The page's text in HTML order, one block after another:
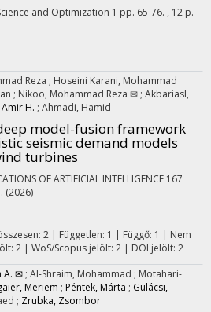
and Optimization 1 pp. 65-76. , 12 p.
Reza ; Hoseini Karani, Mohammad
; Nikoo, Mohammad Reza ✉ ; Akbariasl,
H. ; Ahmadi, Hamid
model-fusion framework
seismic demand models
turbines
OF ARTIFICIAL INTELLIGENCE 167
(2026)
2| Független: 1 | Függő: 1 | Nem
2 | WoS/Scopus jelölt: 2 | DOI jelölt: 2
A. ✉ ; Al-Shraim, Mohammad ; Motahari-
Meriem ; Péntek, Márta ; Gulácsi,
; Zrubka, Zsombor